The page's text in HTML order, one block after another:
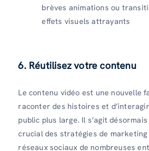
brèves animations ou
effets visuels attrayants
6. Réutilisez votre contenu
Le contenu vidéo est une nouvelle
raconter des histoires et
public plus large. Il s’agit désormais
crucial des stratégies de marketing
réseaux sociaux de nombreuses